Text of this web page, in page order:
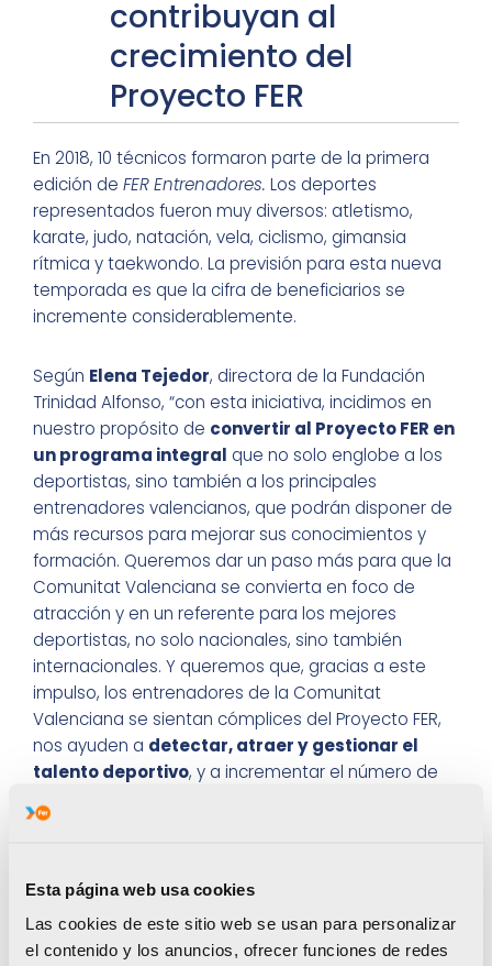
Esta página web usa cookies
Las cookies de este sitio web se usan para personalizar
el contenido y los anuncios, ofrecer funciones de redes
contribuyan al
crecimiento del
Proyecto FER
En 2018, 10 técnicos formaron parte de la primera
edición de FER Entrenadores. Los deportes
representados fueron muy diversos: atletismo,
karate, judo, natación, vela, ciclismo, gimansia
rítmica y taekwondo. La previsión para esta nueva
temporada es que la cifra de beneficiarios se
incremente considerablemente.
Según Elena Tejedor, directora de la Fundación
Trinidad Alfonso, “con esta iniciativa, incidimos en
nuestro propósito de convertir al Proyecto FER en
un programa integral que no solo englobe a los
deportistas, sino también a los principales
entrenadores valencianos, que podrán disponer de
más recursos para mejorar sus conocimientos y
formación. Queremos dar un paso más para que la
Comunitat Valenciana se convierta en foco de
atracción y en un referente para los mejores
deportistas, no solo nacionales, sino también
internacionales. Y queremos que, gracias a este
impulso, los entrenadores de la Comunitat
Valenciana se sientan cómplices del Proyecto FER,
nos ayuden a detectar, atraer y gestionar el
talento deportivo, y a incrementar el número de
deportistas FER para los próximos años. En suma,
también a través de esta nueva línea de ayudas,
Valenciana sea cada vez más la Comunitat de
l’Esport”, finaliza Tejedor.